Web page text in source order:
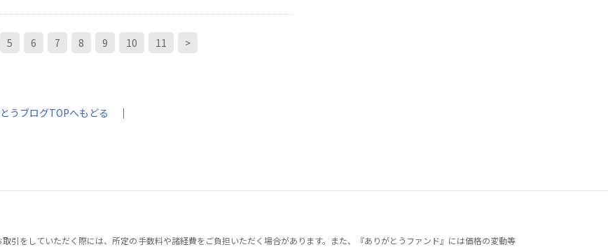
5 6 7 8 9 10 11 >
うブログTOPへもどる ｜
引をしていただく際には、所定の手数料や諸経費をご負担いただく場合があります。また、『ありがとうファンド』には価格の変動等